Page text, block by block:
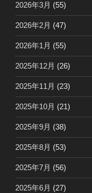
2026年3月 (55)
2026年2月 (47)
2026年1月 (55)
2025年12月 (26)
2025年11月 (23)
2025年10月 (21)
2025年9月 (38)
2025年8月 (53)
2025年7月 (56)
2025年6月 (27)